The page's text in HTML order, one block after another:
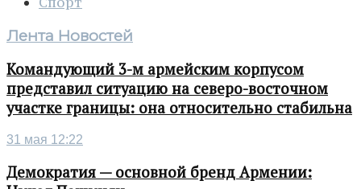
Лента Новостей
Командующий 3-м армейским корпусом
представил ситуацию на северо-восточном
участке границы: она относительно стабильна
31 мая 12:22
Демократия — основной бренд Армении: